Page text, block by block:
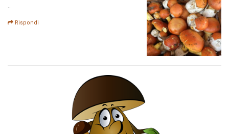
..
Rispondi